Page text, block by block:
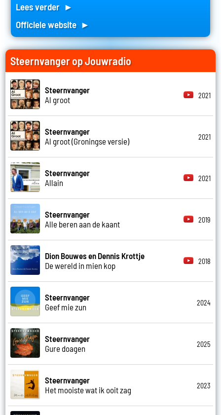
Lees verder ►
Officiele website ►
Steernvanger op Jouwradio
Steernvanger
Al groot
2021
Steernvanger
Al groot (Groningse versie)
2021
Steernvanger
Allain
2021
Steernvanger
Alle beren aan de kaant
2019
Dion Bouwes en Dennis Krottje
De wereld in mien kop
2018
Steernvanger
Geef mie zun
2024
Steernvanger
Gure doagen
2025
Steernvanger
Het mooiste wat ik ooit zag
2023